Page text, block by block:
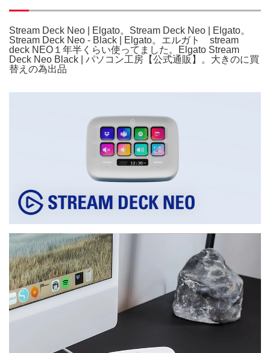
Stream Deck Neo | Elgato。Stream Deck Neo | Elgato。
Stream Deck Neo - Black | Elgato。エルガト stream
deck NEO１年半くらい使ってました。Elgato Stream
Deck Neo Black | パソコン工房【公式通販】。大きのに買
替えの為出品